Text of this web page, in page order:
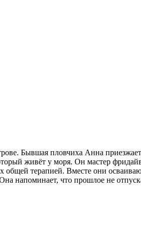
Бывшая пловчиха Анна
живёт у моря. Он мастер
общей терапией. Вместе они
напоминает, что прошлое не